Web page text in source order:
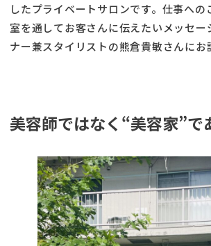
したプライベートサロンです。仕事への
室を通してお客さんに伝えたいメッセー
ナー兼スタイリストの熊倉貴敏さんにお
美容師ではなく“美容家”で